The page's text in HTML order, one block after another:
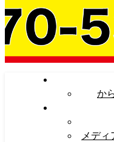
か
メデ